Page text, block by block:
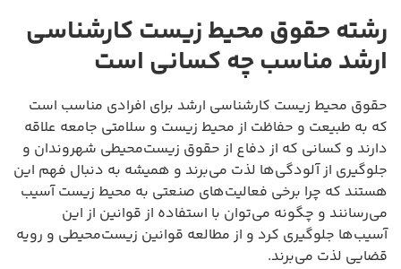
رشته حقوق محیط زیست کارشناسی
ارشد مناسب چه کسانی است
حقوق محیط زیست کارشناسی ارشد برای افرادی مناسب است
که به طبیعت و حفاظت از محیط زیست و سلامتی جامعه علاقه
دارند و کسانی که از دفاع از حقوق زیست‌محیطی شهروندان و
جلوگیری از آلودگی‌ها لذت می‌برند و همیشه به دنبال فهم این
هستند که چرا برخی فعالیت‌های صنعتی به محیط زیست آسیب
می‌رسانند و چگونه می‌توان با استفاده از قوانین از این
آسیب‌ها جلوگیری کرد و از مطالعه قوانین زیست‌محیطی و رویه
قضایی لذت می‌برند.